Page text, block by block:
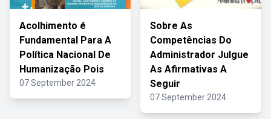
Acolhimento é
Fundamental Para A
Política Nacional De
Humanização Pois
07 September 2024
Sobre As
Competências Do
Administrador Julgue
As Afirmativas A
Seguir
07 September 2024